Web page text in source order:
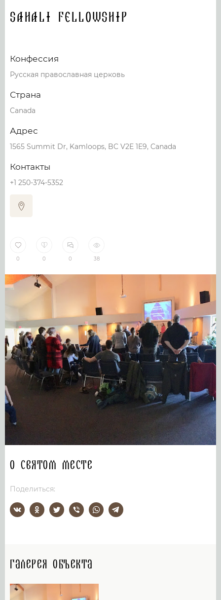
Sahali Fellowship
Конфессия
Русская православная церковь
Страна
Canada
Адрес
1565 Summit Dr, Kamloops, BC V2E 1E9, Canada
Контакты
+1 250-374-5352
0 0 0 38
О святом месте
Поделиться:
Галерея объекта